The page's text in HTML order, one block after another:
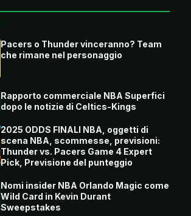
Pacers o Thunder vinceranno? Team
che rimane nel personaggio
Rapporto commerciale NBA Superfici
dopo le notizie di Celtics-Kings
2025 ODDS FINALI NBA, oggetti di
scena NBA, scommesse, previsioni:
Thunder vs. Pacers Game 4 Expert
Pick, Previsione del punteggio
Nomi insider NBA Orlando Magic come
Wild Card in Kevin Durant
Sweepstakes